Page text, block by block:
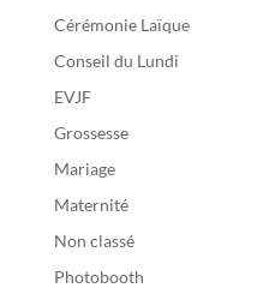
Cérémonie Laïque
Conseil du Lundi
EVJF
Grossesse
Mariage
Maternité
Non classé
Photobooth